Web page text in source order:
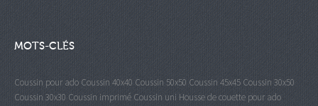
MOTS-CLÉS
Coussin pour ado Coussin 40x40 Coussin 50x50 Coussin 45x45Coussin 30x50
Coussin 30x30 Coussin imprimé Coussin uni Housse de couette pour ado